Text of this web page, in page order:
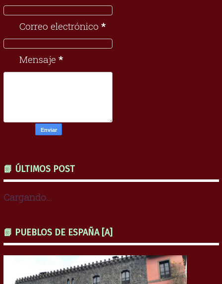
Correo electrónico *
Mensaje *
📗 ÚLTIMOS POST
Cargando...
📗 PUEBLOS DE ESPAÑA [A]